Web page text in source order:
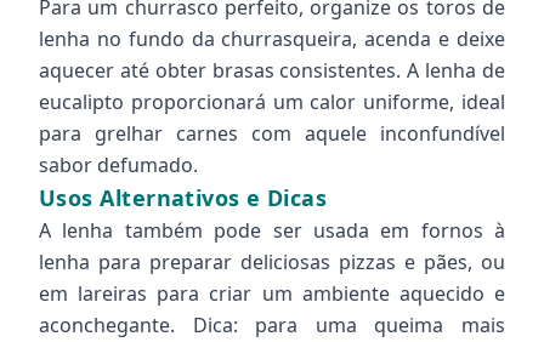
Para um churrasco perfeito, organize os toros de
lenha no fundo da churrasqueira, acenda e deixe
aquecer até obter brasas consistentes. A lenha de
eucalipto proporcionará um calor uniforme, ideal
para grelhar carnes com aquele inconfundível
sabor defumado.
Usos Alternativos e Dicas
A lenha também pode ser usada em fornos à
lenha para preparar deliciosas pizzas e pães, ou
em lareiras para criar um ambiente aquecido e
aconchegante. Dica: para uma queima mais